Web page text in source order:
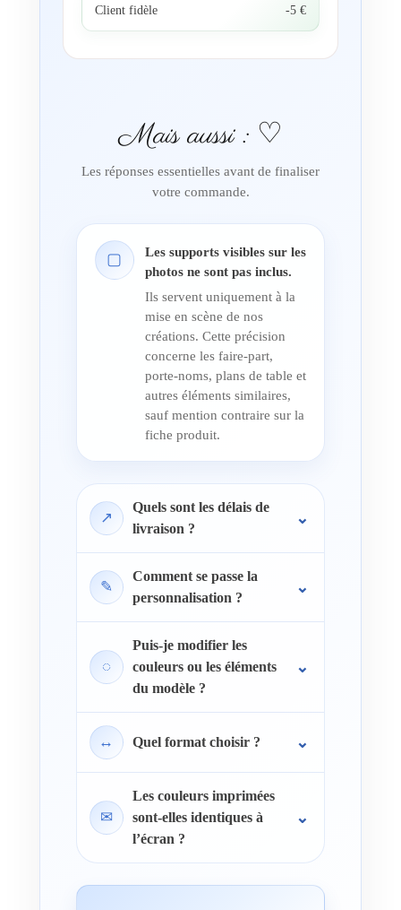
Client fidèle -5 €
Mais aussi : ♡
Les réponses essentielles avant de finaliser
votre commande.
▢
Les supports visibles sur les
photos ne sont pas inclus.
Ils servent uniquement à la
mise en scène de nos
créations. Cette précision
concerne les faire-part,
porte-noms, plans de table et
autres éléments similaires,
sauf mention contraire sur la
fiche produit.
↗
Quels sont les délais de
livraison ?
✎
Comment se passe la
personnalisation ?
◌
Puis-je modifier les
couleurs ou les éléments
du modèle ?
↔ Quel format choisir ?
✉
Les couleurs imprimées
sont-elles identiques à
l’écran ?